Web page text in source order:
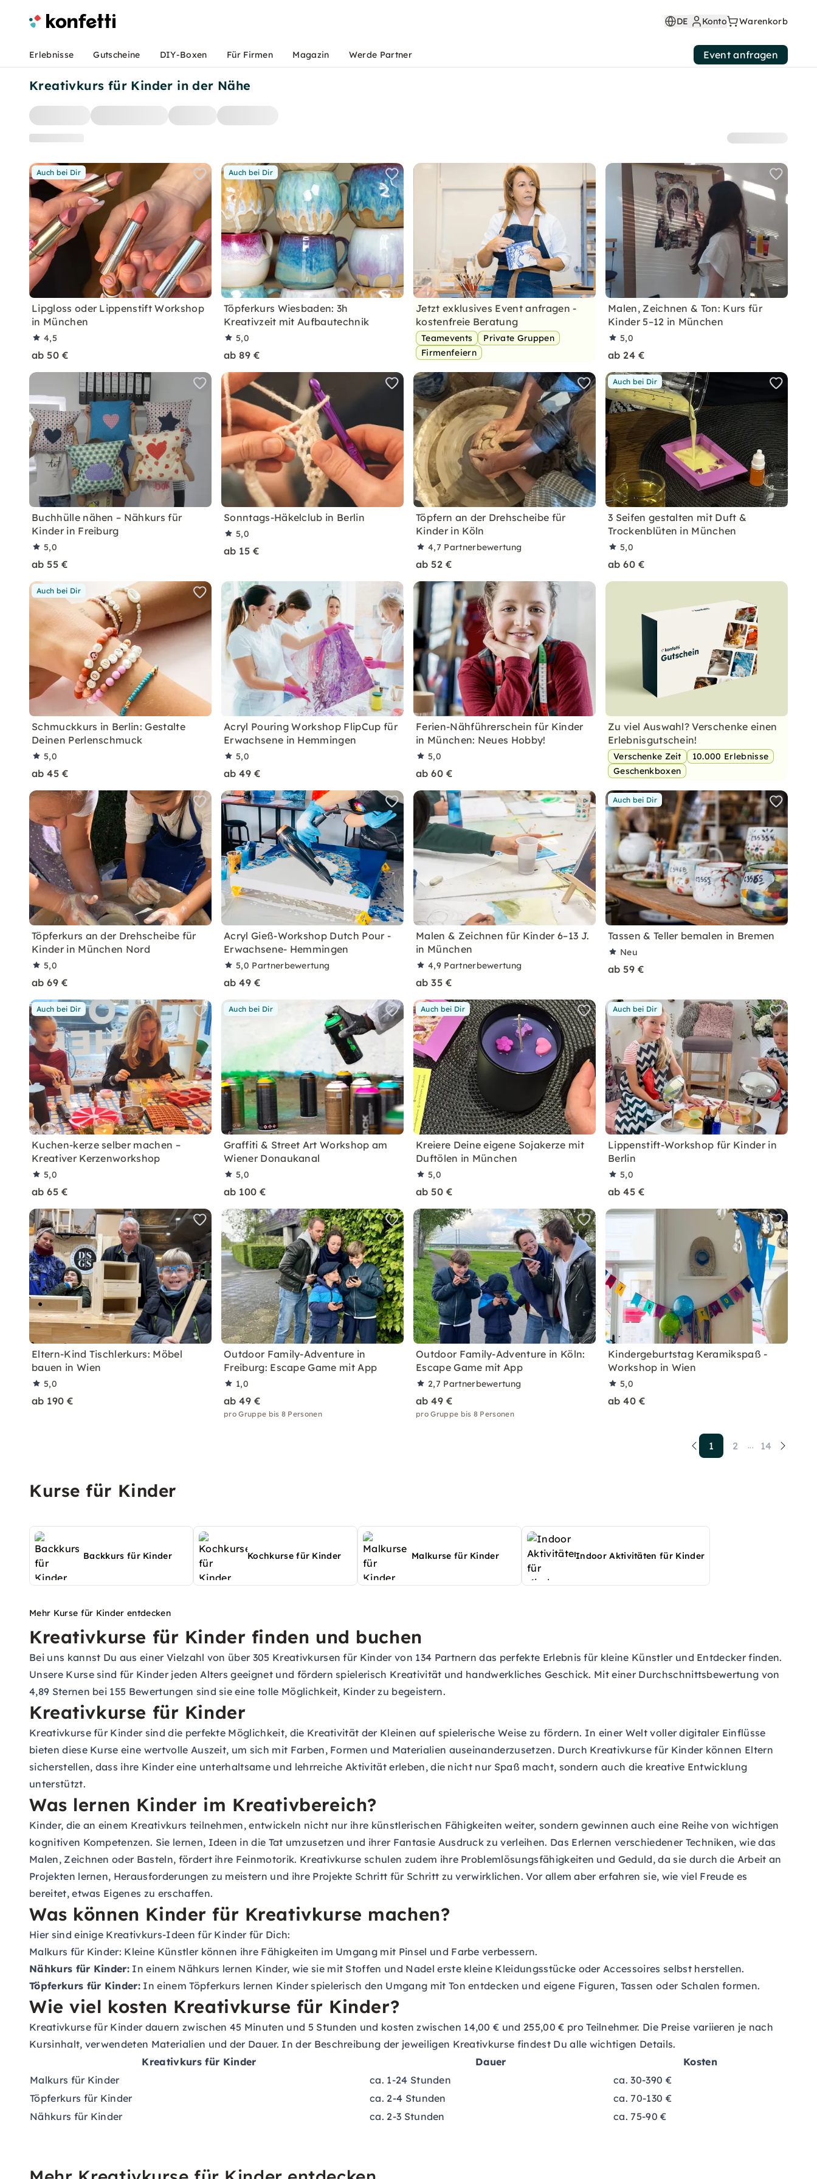
Kreativkurs für Kinder in der Nähe
Auch bei Dir
Lipgloss oder Lippenstift Workshop
in München
4,5
ab 50 €
Auch bei Dir
Töpferkurs Wiesbaden: 3h
Kreativzeit mit Aufbautechnik
5,0
ab 89 €
Jetzt exklusives Event anfragen -
kostenfreie Beratung
Teamevents
Private Gruppen
Firmenfeiern
Malen, Zeichnen & Ton: Kurs für
Kinder 5–12 in München
5,0
ab 24 €
Buchhülle nähen – Nähkurs für
Kinder in Freiburg
5,0
ab 55 €
Sonntags-Häkelclub in Berlin
5,0
ab 15 €
Töpfern an der Drehscheibe für
Kinder in Köln
4,7 Partnerbewertung
ab 52 €
Auch bei Dir
3 Seifen gestalten mit Duft &
Trockenblüten in München
5,0
ab 60 €
Auch bei Dir
Schmuckkurs in Berlin: Gestalte
Deinen Perlenschmuck
5,0
ab 45 €
Acryl Pouring Workshop FlipCup für
Erwachsene in Hemmingen
5,0
ab 49 €
Ferien-Nähführerschein für Kinder
in München: Neues Hobby!
5,0
ab 60 €
Zu viel Auswahl? Verschenke einen
Erlebnisgutschein!
Verschenke Zeit
10.000 Erlebnisse
Geschenkboxen
Töpferkurs an der Drehscheibe für
Kinder in München Nord
5,0
ab 69 €
Acryl Gieß-Workshop Dutch Pour -
Erwachsene- Hemmingen
5,0 Partnerbewertung
ab 49 €
Malen & Zeichnen für Kinder 6–13 J.
in München
4,9 Partnerbewertung
ab 35 €
Auch bei Dir
Tassen & Teller bemalen in Bremen
Neu
ab 59 €
Auch bei Dir
Kuchen-kerze selber machen –
Kreativer Kerzenworkshop
5,0
ab 65 €
Auch bei Dir
Graffiti & Street Art Workshop am
Wiener Donaukanal
5,0
ab 100 €
Auch bei Dir
Kreiere Deine eigene Sojakerze mit
Duftölen in München
5,0
ab 50 €
Auch bei Dir
Lippenstift-Workshop für Kinder in
Berlin
5,0
ab 45 €
Eltern-Kind Tischlerkurs: Möbel
bauen in Wien
5,0
ab 190 €
Outdoor Family-Adventure in
Freiburg: Escape Game mit App
1,0
ab 49 €
pro Gruppe bis 8 Personen
Outdoor Family-Adventure in Köln:
Escape Game mit App
2,7 Partnerbewertung
ab 49 €
pro Gruppe bis 8 Personen
Kindergeburtstag Keramikspaß -
Workshop in Wien
5,0
ab 40 €
1 2 ... 14
Kurse für Kinder
Backkurs für Kinder Kochkurse für Kinder Malkurse für Kinder Indoor Aktivitäten für Kinder
Mehr Kurse für Kinder entdecken
Kreativkurse für Kinder finden und buchen
Bei uns kannst Du aus einer Vielzahl von über 305 Kreativkursen für Kinder von 134 Partnern das perfekte Erlebnis für kleine Künstler und Entdecker finden.
Unsere Kurse sind für Kinder jeden Alters geeignet und fördern spielerisch Kreativität und handwerkliches Geschick. Mit einer Durchschnittsbewertung von
4,89 Sternen bei 155 Bewertungen sind sie eine tolle Möglichkeit, Kinder zu begeistern.
Kreativkurse für Kinder
Kreativkurse für Kinder sind die perfekte Möglichkeit, die Kreativität der Kleinen auf spielerische Weise zu fördern. In einer Welt voller digitaler Einflüsse
bieten diese Kurse eine wertvolle Auszeit, um sich mit Farben, Formen und Materialien auseinanderzusetzen. Durch Kreativkurse für Kinder können Eltern
sicherstellen, dass ihre Kinder eine unterhaltsame und lehrreiche Aktivität erleben, die nicht nur Spaß macht, sondern auch die kreative Entwicklung
unterstützt.
Was lernen Kinder im Kreativbereich?
Kinder, die an einem Kreativkurs teilnehmen, entwickeln nicht nur ihre künstlerischen Fähigkeiten weiter, sondern gewinnen auch eine Reihe von wichtigen
kognitiven Kompetenzen. Sie lernen, Ideen in die Tat umzusetzen und ihrer Fantasie Ausdruck zu verleihen. Das Erlernen verschiedener Techniken, wie das
Malen, Zeichnen oder Basteln, fördert ihre Feinmotorik. Kreativkurse schulen zudem ihre Problemlösungsfähigkeiten und Geduld, da sie durch die Arbeit an
Projekten lernen, Herausforderungen zu meistern und ihre Projekte Schritt für Schritt zu verwirklichen. Vor allem aber erfahren sie, wie viel Freude es
bereitet, etwas Eigenes zu erschaffen.
Was können Kinder für Kreativkurse machen?
Hier sind einige Kreativkurs-Ideen für Kinder für Dich:
Malkurs für Kinder: Kleine Künstler können ihre Fähigkeiten im Umgang mit Pinsel und Farbe verbessern.
Nähkurs für Kinder: In einem Nähkurs lernen Kinder, wie sie mit Stoffen und Nadel erste kleine Kleidungsstücke oder Accessoires selbst herstellen.
Töpferkurs für Kinder: In einem Töpferkurs lernen Kinder spielerisch den Umgang mit Ton entdecken und eigene Figuren, Tassen oder Schalen formen.
Wie viel kosten Kreativkurse für Kinder?
Kreativkurse für Kinder dauern zwischen 45 Minuten und 5 Stunden und kosten zwischen 14,00 € und 255,00 € pro Teilnehmer. Die Preise variieren je nach
Kursinhalt, verwendeten Materialien und der Dauer. In der Beschreibung der jeweiligen Kreativkurse findest Du alle wichtigen Details.
Kreativkurs für Kinder
Dauer
Kosten
Malkurs für Kinder
ca. 1-24 Stunden
ca. 30-390 €
Töpferkurs für Kinder
ca. 2-4 Stunden
ca. 70-130 €
Nähkurs für Kinder
ca. 2-3 Stunden ca. 75-90 €
DE Konto Warenkorb
Erlebnisse Gutscheine DIY-Boxen Für Firmen Magazin Werde Partner Event anfragen